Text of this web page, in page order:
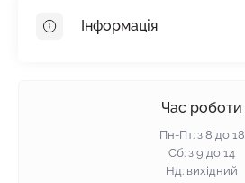
Пінопласт
Інформація
Гарантія та повернення
Політика конфіденційності
Час роботи
Пн-Пт: з 8 до 18
Сб: з 9 до 14
Нд: вихідний